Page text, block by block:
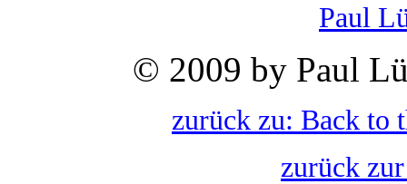
Paul
© 2009 by Paul
zurück zu: Back to
zurück